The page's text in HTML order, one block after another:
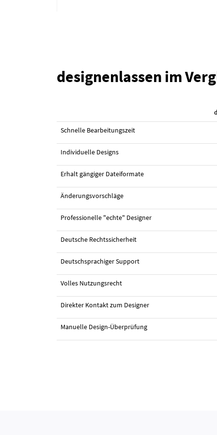
#21 Logo-Design von
designenlassen im
Schnelle Bearbeitungszeit
Individuelle Designs
Erhalt gängiger Dateiformate
Änderungsvorschläge
Professionelle "echte" Designer
Deutsche Rechtssicherheit
Deutschsprachiger Support
Volles Nutzungsrecht
Direkter Kontakt zum Designer
Manuelle Design-Überprüfung